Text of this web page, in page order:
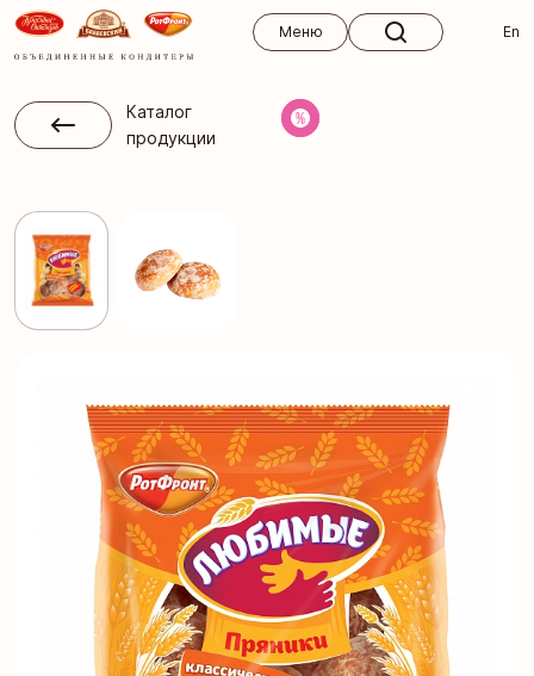
Меню
En
Каталог
продукции